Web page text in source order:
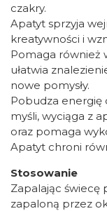
czakry.
Apatyt sprzyja
kreatywności i
Pomaga również
ułatwia
nowe pomysły.
Pobudza energię
myśli, wyciąga z
oraz pomaga
Apatyt chroni
Stosowanie
Zapalając świecę
zapaloną przez